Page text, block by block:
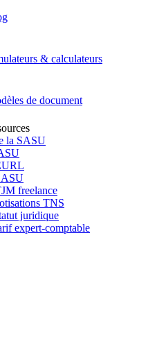
& calculateurs
de document
la SASU
freelance
TNS
juridique
expert-comptable